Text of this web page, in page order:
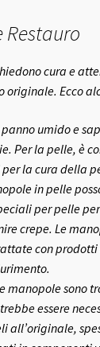
Restauro
cura e
originale. Ecco
panno umido e
Per la pelle, è
la cura della
in pelle
per pelle
crepe. Le
con prodotti
manopole sono
essere
all’originale,